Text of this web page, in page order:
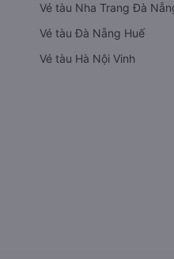
Vé tàu Nha Trang Đà
Vé tàu Đà Nẵng Huế
Vé tàu Hà Nội Vinh